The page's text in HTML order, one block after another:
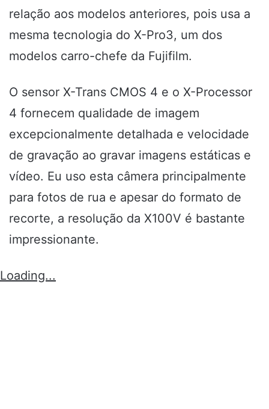
relação aos modelos anteriores, pois usa a
mesma tecnologia do X-Pro3, um dos
modelos carro-chefe da Fujifilm.
O sensor X-Trans CMOS 4 e o X-Processor
4 fornecem qualidade de imagem
excepcionalmente detalhada e velocidade
de gravação ao gravar imagens estáticas e
vídeo. Eu uso esta câmera principalmente
para fotos de rua e apesar do formato de
recorte, a resolução da X100V é bastante
impressionante.
Loading...